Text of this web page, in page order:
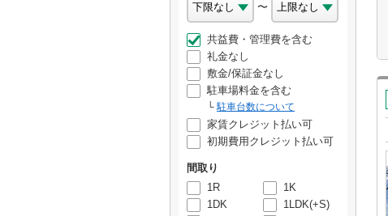
〜
共益費・管理費を含む
礼金なし
敷金/保証金なし
駐車場料金を含む
駐車台数について
家賃クレジット払い可
初期費用クレジット払い可
間取り
1R
1K
1DK
1LDK(+S)